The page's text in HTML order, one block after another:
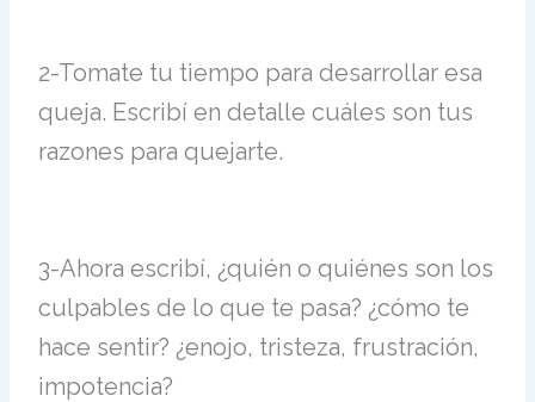
2-Tomate tu tiempo para desarrollar esa
queja. Escribí en detalle cuáles son tus
razones para quejarte.
3-Ahora escribí, ¿quién o quiénes son los
culpables de lo que te pasa? ¿cómo te
hace sentir? ¿enojo, tristeza, frustración,
impotencia?